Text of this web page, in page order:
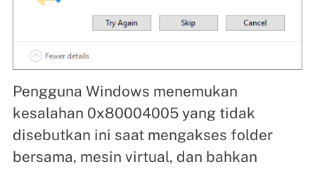
Pengguna Windows menemukan
kesalahan 0x80004005 yang tidak
disebutkan ini saat mengakses folder
bersama, mesin virtual, dan bahkan